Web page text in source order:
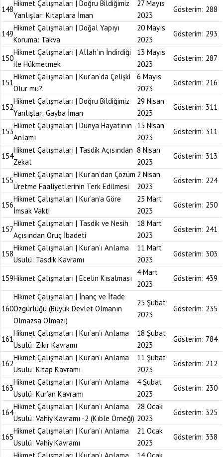
148
Hikmet Çalışmaları | Doğru Bildiğimiz
Yanlışlar: Kitaplara İman
27 Mayıs
2023
Gösterim: 288
149
Hikmet Çalışmaları | Doğal Yapıyı
Koruma: Takva
20 Mayıs
2023
Gösterim: 293
150
Hikmet Çalışmaları | Allah’ın İndirdiği
ile Hükmetmek
13 Mayıs
2023
Gösterim: 287
151
Hikmet Çalışmaları | Kur’an’da Çelişki
Olur mu?
6 Mayıs
2023
Gösterim: 216
152
Hikmet Çalışmaları | Doğru Bildiğimiz
Yanlışlar: Gayba İman
29 Nisan
2023
Gösterim: 311
153
Hikmet Çalışmaları | Dünya Hayatının
Anlamı
15 Nisan
2023
Gösterim: 311
154
Hikmet Çalışmaları | Tasdik Açısından
Zekat
8 Nisan
2023
Gösterim: 313
155
Hikmet Çalışmaları | Kur’an’dan Çözüm
Üretme Faaliyetlerinin Terk Edilmesi
2 Nisan
2023
Gösterim: 224
156
Hikmet Çalışmaları | Kur’an’a Göre
İmsak Vakti
25 Mart
2023
Gösterim: 250
157
Hikmet Çalışmaları | Tasdik ve Nesih
Açısından Oruç İbadeti
18 Mart
2023
Gösterim: 241
158
Hikmet Çalışmaları | Kur’an’ı Anlama
Usulü: Tasdik Kavramı
11 Mart
2023
Gösterim: 303
159Hikmet Çalışmaları | Ecelin Kısalması
4 Mart
2023
Gösterim: 439
160
Hikmet Çalışmaları | İnanç ve İfade
Özgürlüğü (Büyük Devlet Olmanın
Olmazsa Olmazı)
25 Şubat
2023
Gösterim: 235
161
Hikmet Çalışmaları | Kur’an’ı Anlama
Usulü: Zikir Kavramı
18 Şubat
2023
Gösterim: 784
162
Hikmet Çalışmaları | Kur’an’ı Anlama
Usulü: Kitap Kavramı
11 Şubat
2023
Gösterim: 212
163
Hikmet Çalışmaları | Kur’an’ı Anlama
Usulü: Kur’an Kavramı
4 Şubat
2023
Gösterim: 230
164
Hikmet Çalışmaları | Kur’an’ı Anlama
Usulü: Vahiy Kavramı -2 (Kıble Örneği)
28 Ocak
2023
Gösterim: 325
165
Hikmet Çalışmaları | Kur’an’ı Anlama
Usulü: Vahiy Kavramı
21 Ocak
2023
Gösterim: 338